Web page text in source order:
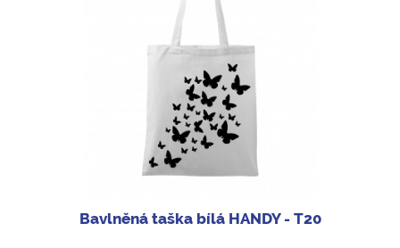
Bavlněná taška bílá HANDY - T20